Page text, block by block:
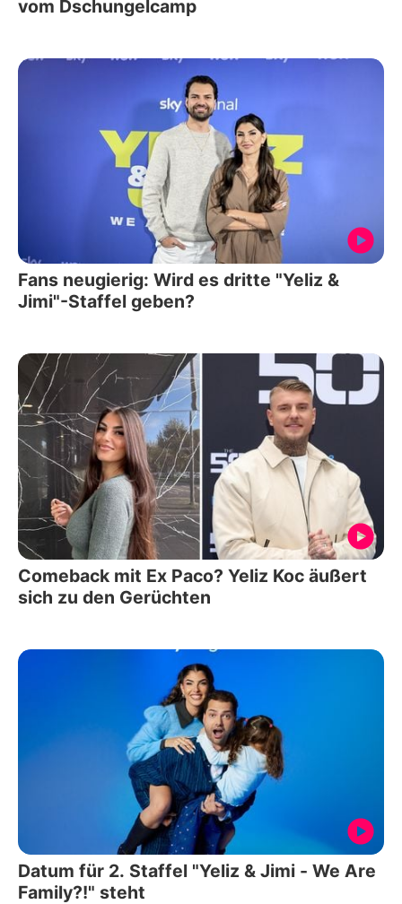
vom Dschungelcamp
Fans neugierig: Wird es dritte "Yeliz &
Jimi"-Staffel geben?
Comeback mit Ex Paco? Yeliz Koc äußert
sich zu den Gerüchten
Datum für 2. Staffel "Yeliz & Jimi - We Are
Family?!" steht